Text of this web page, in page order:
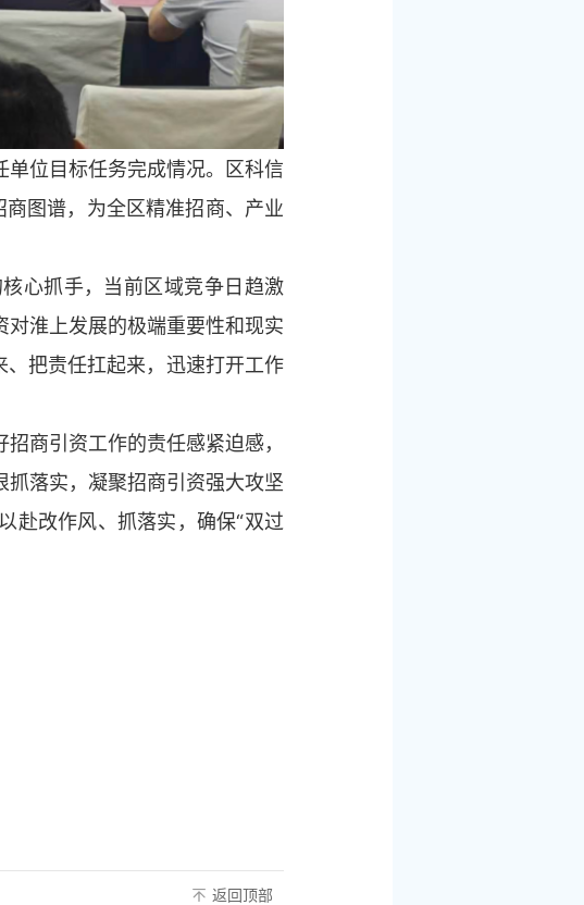
位目标任务完成情况。区科信
图谱，为全区精准招商、产业
心抓手，当前区域竞争日趋激
淮上发展的极端重要性和现实
、把责任扛起来，迅速打开工作
商引资工作的责任感紧迫感，
落实，凝聚招商引资强大攻坚
赴改作风、抓落实，确保“双过
返回顶部